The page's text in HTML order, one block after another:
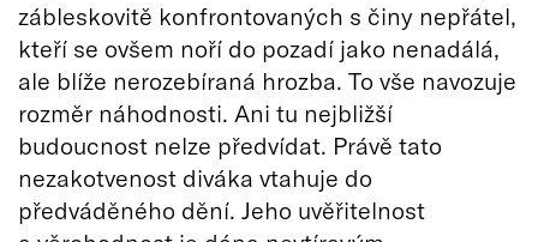
zábleskovitě konfrontovaných s činy nepřátel,
kteří se ovšem noří do pozadí jako nenadálá,
ale blíže nerozebíraná hrozba. To vše navozuje
rozměr náhodnosti. Ani tu nejbližší
budoucnost nelze předvídat. Právě tato
nezakotvenost diváka vtahuje do
předváděného dění. Jeho uvěřitelnost